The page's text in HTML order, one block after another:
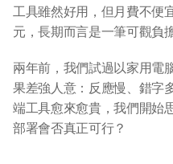
工具雖然好用，但月費不便
元，長期而言是一筆可觀負
兩年前，我們試過以家用電
果差強人意：反應慢、錯字
端工具愈來愈貴，我們開始
部署會否真正可行？
一年任學 AI 課
網上 AI 學習平
AI 應用服務